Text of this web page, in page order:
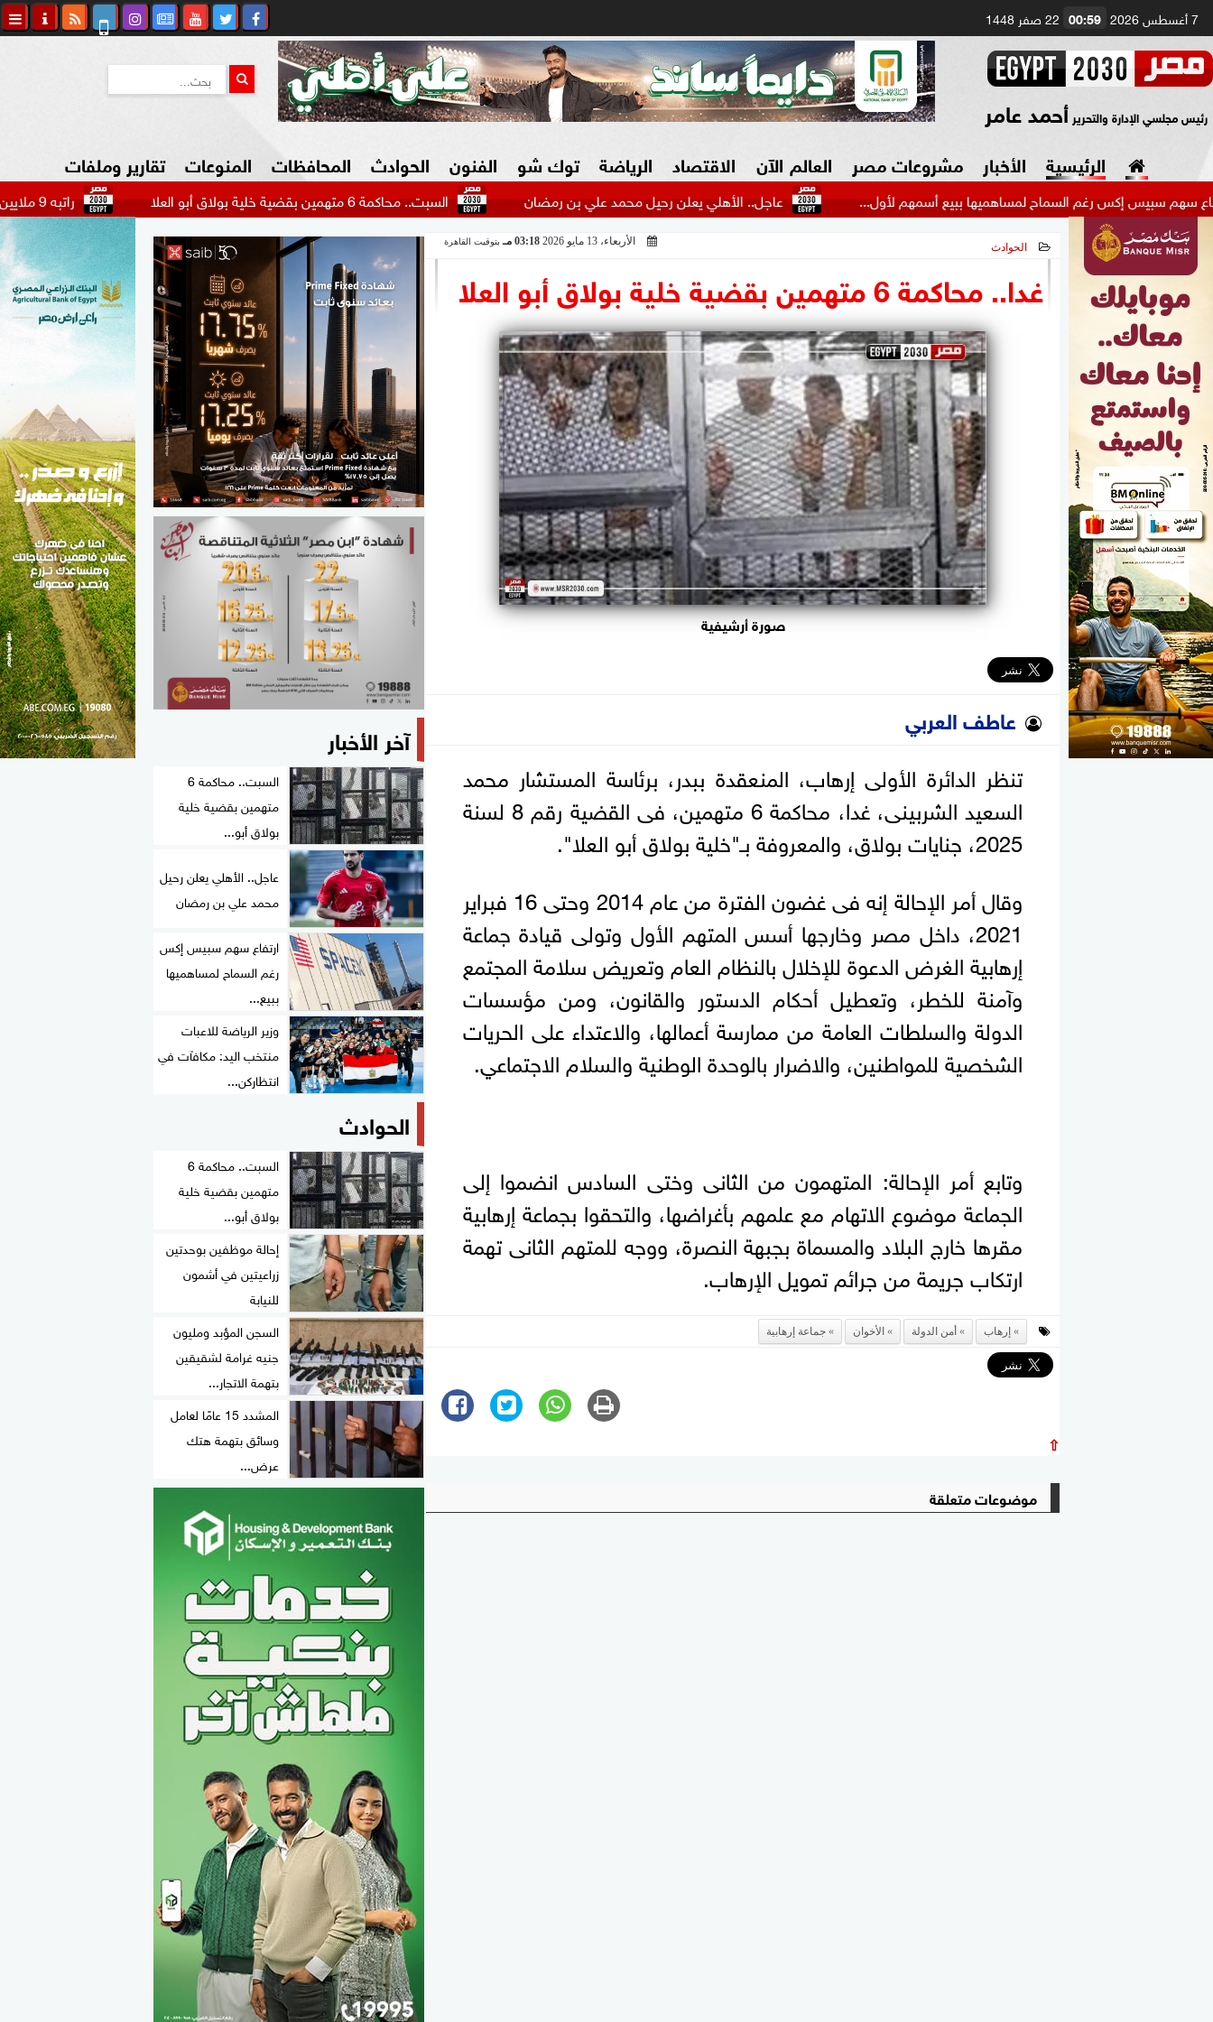
7 أغسطس 2026 00:59 22 صفر 1448
رئيس مجلسي الإدارة والتحرير أحمد عامر
الرئيسية الأخبار
دين وفتاوى
مشروعات مصر العالم الآن الاقتصاد
الزراعة فى مصر
سوق العقارات
المسؤولية المجتمعية
الرياضة
بطولات عربية
بطولات أوروبية
بطولات عالمية
توك شو الفنون الحوادث
شكاوي المواطن
المحافظات المنوعات
السياحة في مصر
التكنولوجيا
المرأة والأسرة
السيارات
الطب والصحة
مواهب مصر
تقارير وملفات
راتبه 9 ملايين دولار.. بيراميدز يتحرك لضم مهاجم الاتحاد السعودي... السبت.. محاكمة 6 متهمين بقضية خلية بولاق أبو العلا عاجل.. الأهلي يعلن رحيل محمد علي بن رمضان رغم السماح لمساهميها ببيع أسمهم لأول...
الحوادث الأربعاء، 13 مايو 2026 03:18 مـ بتوقيت القاهرة
غدا.. محاكمة 6 متهمين بقضية خلية بولاق أبو العلا
صورة أرشيفية
عاطف العربي
تنظر الدائرة الأولى إرهاب، المنعقدة ببدر، برئاسة المستشار محمد
السعيد الشربينى، غدا، محاكمة 6 متهمين، فى القضية رقم 8 لسنة
2025، جنايات بولاق، والمعروفة بـ"خلية بولاق أبو العلا".
وقال أمر الإحالة إنه فى غضون الفترة من عام 2014 وحتى 16 فبراير
2021، داخل مصر وخارجها أسس المتهم الأول وتولى قيادة جماعة
إرهابية الغرض الدعوة للإخلال بالنظام العام وتعريض سلامة المجتمع
وآمنة للخطر، وتعطيل أحكام الدستور والقانون، ومن مؤسسات
الدولة والسلطات العامة من ممارسة أعمالها، والاعتداء على الحريات
الشخصية للمواطنين، والاضرار بالوحدة الوطنية والسلام الاجتماعي.
وتابع أمر الإحالة: المتهمون من الثانى وختى السادس انضموا إلى
الجماعة موضوع الاتهام مع علمهم بأغراضها، والتحقوا بجماعة إرهابية
مقرها خارج البلاد والمسماة بجبهة النصرة، ووجه للمتهم الثانى تهمة
ارتكاب جريمة من جرائم تمويل الإرهاب.
إرهاب أمن الدولة الأخوان جماعة إرهابية
⇧
موضوعات متعلقة
آخر الأخبار
السبت.. محاكمة 6
متهمين بقضية خلية
بولاق أبو...
عاجل.. الأهلي يعلن رحيل
محمد علي بن رمضان
ارتفاع سهم سبيس إكس
رغم السماح لمساهميها
ببيع...
وزير الرياضة للاعبات
منتخب اليد: مكافآت في
انتظاركن...
الحوادث
السبت.. محاكمة 6
متهمين بقضية خلية
بولاق أبو...
إحالة موظفين بوحدتين
زراعيتين في أشمون
للنيابة
السجن المؤبد ومليون
جنيه غرامة لشقيقين
بتهمة الاتجار...
المشدد 15 عامًا لعامل
وسائق بتهمة هتك
عرض...